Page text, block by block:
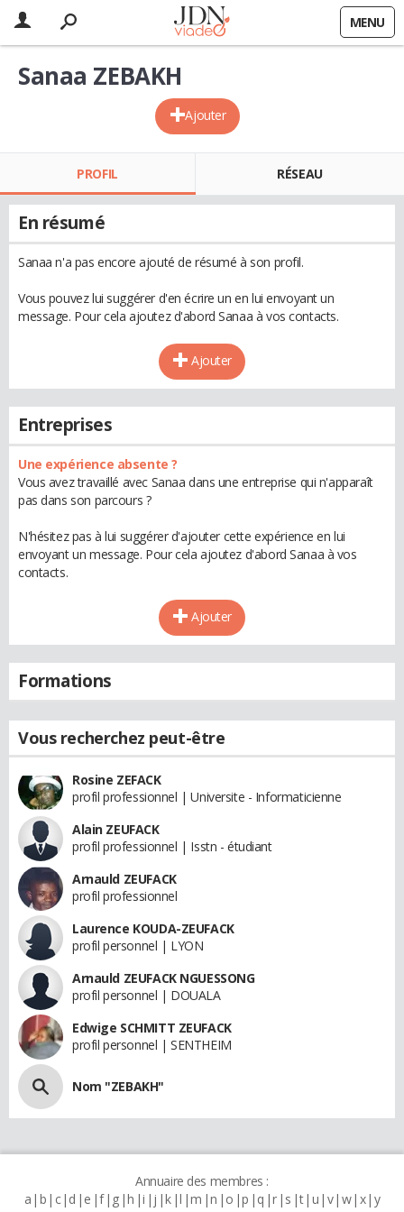
MENU
Ajouter
Sanaa ZEBAKH
PROFIL RÉSEAU
En résumé
Sanaa n'a pas encore ajouté de résumé à son profil.
Vous pouvez lui suggérer d'en écrire un en lui envoyant un
message. Pour cela ajoutez d'abord Sanaa à vos contacts.
Ajouter
Entreprises
Une expérience absente ?
Vous avez travaillé avec Sanaa dans une entreprise qui n'apparaît
pas dans son parcours ?
N'hésitez pas à lui suggérer d'ajouter cette expérience en lui
envoyant un message. Pour cela ajoutez d'abord Sanaa à vos
contacts.
Ajouter
Formations
Vous recherchez peut-être
Rosine ZEFACK
profil professionnel | Universite - Informaticienne
Alain ZEUFACK
profil professionnel | Isstn - étudiant
Arnauld ZEUFACK
profil professionnel
Laurence KOUDA-ZEUFACK
profil personnel | LYON
Arnauld ZEUFACK NGUESSONG
profil personnel | DOUALA
Edwige SCHMITT ZEUFACK
profil personnel | SENTHEIM
Nom "ZEBAKH"
Annuaire des membres :
a b c d e f g h i j k l m n o p q r s t u v w x y